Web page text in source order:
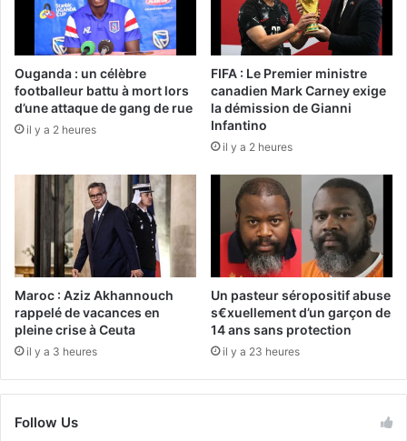
Ouganda : un célèbre
footballeur battu à mort lors
d’une attaque de gang de rue
il y a 2 heures
FIFA : Le Premier ministre
canadien Mark Carney exige
la démission de Gianni
Infantino
il y a 2 heures
Maroc : Aziz Akhannouch
rappelé de vacances en
pleine crise à Ceuta
il y a 3 heures
Un pasteur séropositif abuse
s€xuellement d’un garçon de
14 ans sans protection
il y a 23 heures
Follow Us